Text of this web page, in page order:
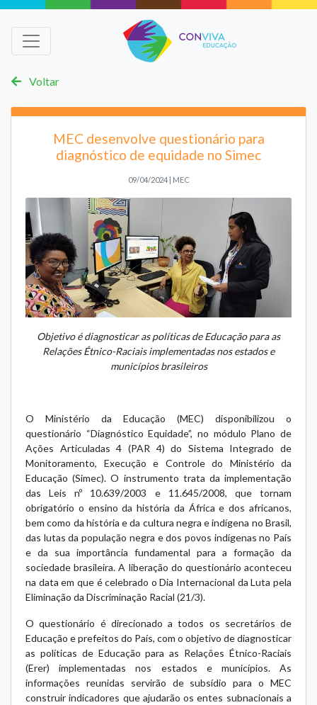
Voltar
MEC desenvolve questionário para
diagnóstico de equidade no Simec
09/04/2024 | MEC
Objetivo é diagnosticar as políticas de Educação para as
Relações Étnico-Raciais implementadas nos estados e
municípios brasileiros
O Ministério da Educação (MEC) disponibilizou o
questionário “Diagnóstico Equidade”, no módulo Plano de
Ações Articuladas 4 (PAR 4) do Sistema Integrado de
Monitoramento, Execução e Controle do Ministério da
Educação (Simec). O instrumento trata da implementação
das Leis nº 10.639/2003 e 11.645/2008, que tornam
obrigatório o ensino da história da África e dos africanos,
bem como da história e da cultura negra e indígena no Brasil,
das lutas da população negra e dos povos indígenas no País
e da sua importância fundamental para a formação da
sociedade brasileira. A liberação do questionário aconteceu
na data em que é celebrado o Dia Internacional da Luta pela
Eliminação da Discriminação Racial (21/3).
O questionário é direcionado a todos os secretários de
Educação e prefeitos do País, com o objetivo de diagnosticar
as políticas de Educação para as Relações Étnico-Raciais
(Erer) implementadas nos estados e municípios. As
informações reunidas servirão de subsídio para o MEC
construir indicadores que ajudarão os entes subnacionais a